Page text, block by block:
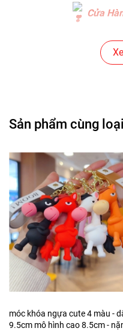
Cửa
Cửa
Cửa Hàng Phụ Kiện Ô
- Mô
Tổng
Liên hệ :
Sản phẩm cùng loại
móc khóa ngựa cute 4 màu -
9.5cm mô hình cao 8.5cm -